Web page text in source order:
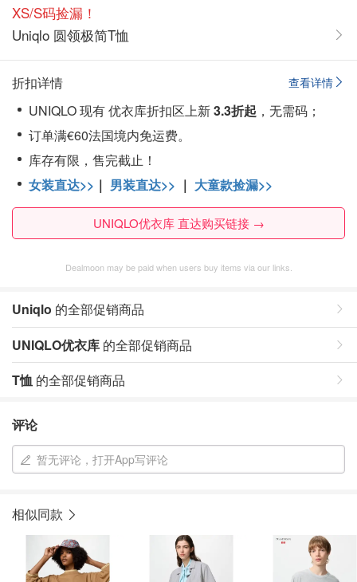
XS/S码捡漏！
Uniqlo 圆领极简T恤
查看详情
折扣详情
UNIQLO 现有 优衣库折扣区上新3.3折起 ，无需码；
订单满€60法国境内免运费。
库存有限，售完截止！
女装直达>> ｜ 男装直达>> ｜ 大童款捡漏>>
UNIQLO优衣库 直达购买链接 →
Dealmoon may be paid when users buy items via our links.
Uniqlo 的全部促销商品
UNIQLO优衣库 的全部促销商品
T恤 的全部促销商品
评论
暂无评论，打开App写评论
相似同款